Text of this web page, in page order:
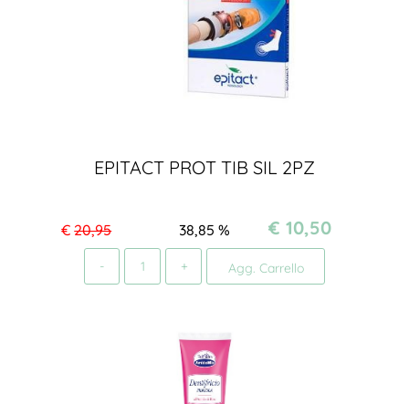
EPITACT PROT TIB SIL 2PZ
€ 20,95 %
38,85 € 10,50
Agg. Carrello